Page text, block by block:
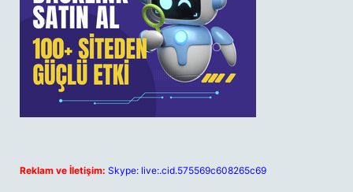
Reklam ve İletişim: Skype: live:.cid.575569c608265c69